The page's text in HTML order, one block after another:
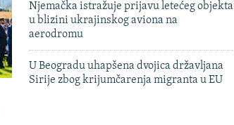
Njemačka istražuje prijavu letećeg objekta
u blizini ukrajinskog aviona na
aerodromu
U Beogradu uhapšena dvojica državljana
Sirije zbog krijumčarenja migranta u EU